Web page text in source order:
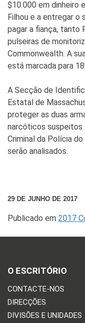
$10.000 em dinheiro
Filhou e a entregar o
pagar a fiança, tanto
pulseiras de
Commonwealth. A
está marcada para
A Secção de
Estatal de
proteger as duas
narcóticos suspeitos
Criminal da Polícia
serão analisados.
29 DE JUNHO DE 2017
Publicado em 2017
O ESCRITÓRIO
CONTACTE-NOS
DIRECÇÕES
DIVISÕES E UNIDADES